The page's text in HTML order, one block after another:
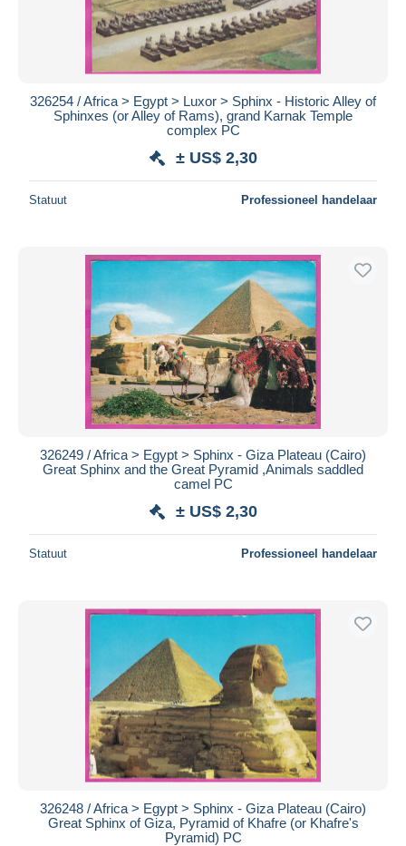
326254 / Africa > Egypt > Luxor > Sphinx - Historic Alley of
Sphinxes (or Alley of Rams), grand Karnak Temple
complex PC
± US$ 2,30
Statuut Professioneel handelaar
326249 / Africa > Egypt > Sphinx - Giza Plateau (Cairo)
Great Sphinx and the Great Pyramid ,Animals saddled
camel PC
± US$ 2,30
Statuut Professioneel handelaar
326248 / Africa > Egypt > Sphinx - Giza Plateau (Cairo)
Great Sphinx of Giza, Pyramid of Khafre (or Khafre's
Pyramid) PC